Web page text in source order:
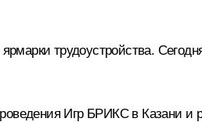
трудоустройства.
Игр БРИКС в Казани и